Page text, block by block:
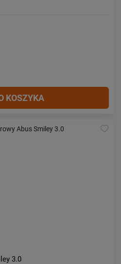
KOSZYKA
3.0